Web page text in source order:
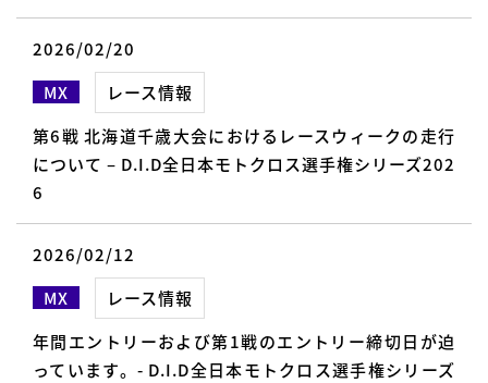
2026/02/20
MX
レース情報
第6戦 北海道千歳大会におけるレースウィークの走行
について – D.I.D全日本モトクロス選手権シリーズ202
6
2026/02/12
MX
レース情報
年間エントリーおよび第1戦のエントリー締切日が迫
っています。- D.I.D全日本モトクロス選手権シリーズ